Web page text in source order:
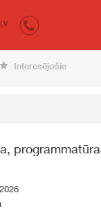
LV
Interesējošie